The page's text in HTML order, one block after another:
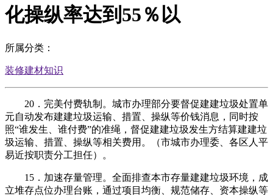
化操纵率达到55％以
所属分类：
装修建材知识
20．完美付费轨制。城市办理部分要督促建建垃圾处置单
元自动发布建建垃圾运输、措置、操纵等价钱消息，同时按
照“谁发生、谁付费”的准绳，督促建建垃圾发生方结算建建垃
圾运输、措置、操纵等相关费用。（市城市办理委、各区人平
易近按职责分工担任）。
15．加速存量管理。全面排查本市存量建建垃圾环境，成
立堆存点位办理台账，通过项目均衡、规范储存、资本操纵等